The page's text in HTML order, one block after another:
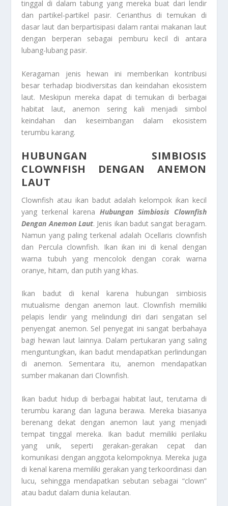
tinggal di dalam tabung yang mereka buat dari lendir
dan partikel-partikel pasir. Cerianthus di temukan di
dasar laut dan berpartisipasi dalam rantai makanan laut
dengan berperan sebagai pemburu kecil di antara
lubang-lubang pasir.
Keragaman jenis hewan ini memberikan kontribusi
besar terhadap biodiversitas dan keindahan ekosistem
laut. Meskipun mereka dapat di temukan di berbagai
habitat laut, anemon sering kali menjadi simbol
keindahan dan keseimbangan dalam ekosistem
terumbu karang.
HUBUNGAN SIMBIOSIS
CLOWNFISH DENGAN ANEMON
LAUT
Clownfish atau ikan badut adalah kelompok ikan kecil
yang terkenal karena Hubungan Simbiosis Clownfish
Dengan Anemon Laut. Jenis ikan badut sangat beragam.
Namun yang paling terkenal adalah Ocellaris clownfish
dan Percula clownfish. Ikan ikan ini di kenal dengan
warna tubuh yang mencolok dengan corak warna
oranye, hitam, dan putih yang khas.
Ikan badut di kenal karena hubungan simbiosis
mutualisme dengan anemon laut. Clownfish memiliki
pelapis lendir yang melindungi diri dari sengatan sel
penyengat anemon. Sel penyegat ini sangat berbahaya
bagi hewan laut lainnya. Dalam pertukaran yang saling
menguntungkan, ikan badut mendapatkan perlindungan
di anemon. Sementara itu, anemon mendapatkan
sumber makanan dari Clownfish.
Ikan badut hidup di berbagai habitat laut, terutama di
terumbu karang dan laguna berawa. Mereka biasanya
berenang dekat dengan anemon laut yang menjadi
tempat tinggal mereka. Ikan badut memiliki perilaku
yang unik, seperti gerakan-gerakan cepat dan
komunikasi dengan anggota kelompoknya. Mereka juga
di kenal karena memiliki gerakan yang terkoordinasi dan
lucu, sehingga mendapatkan sebutan sebagai “clown”
atau badut dalam dunia kelautan.